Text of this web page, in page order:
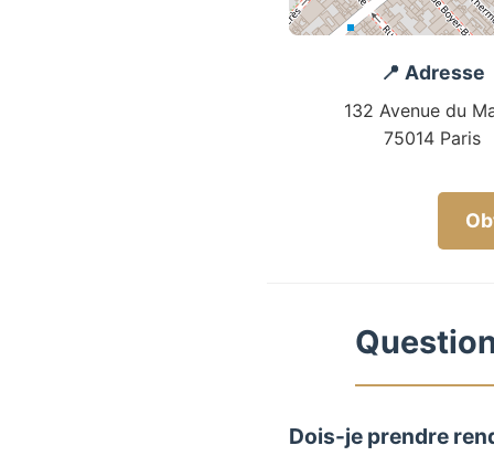
📍 Adresse
132 Avenue du
75014 Paris
Dois-je prendre